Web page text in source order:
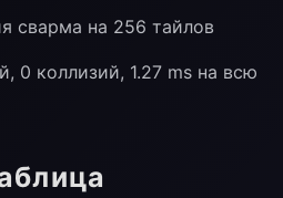
сварма на 256 тайлов
0 коллизий, 1.27 ms на всю